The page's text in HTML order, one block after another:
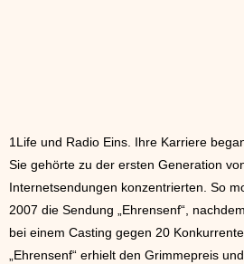
1Life und Radio Eins. Ihre Karriere
Sie gehörte zu der ersten Generation
Internetsendungen konzentrierten. So
2007 die Sendung „Ehrensenf“,
bei einem Casting gegen 20
„Ehrensenf“ erhielt den Grimmepreis